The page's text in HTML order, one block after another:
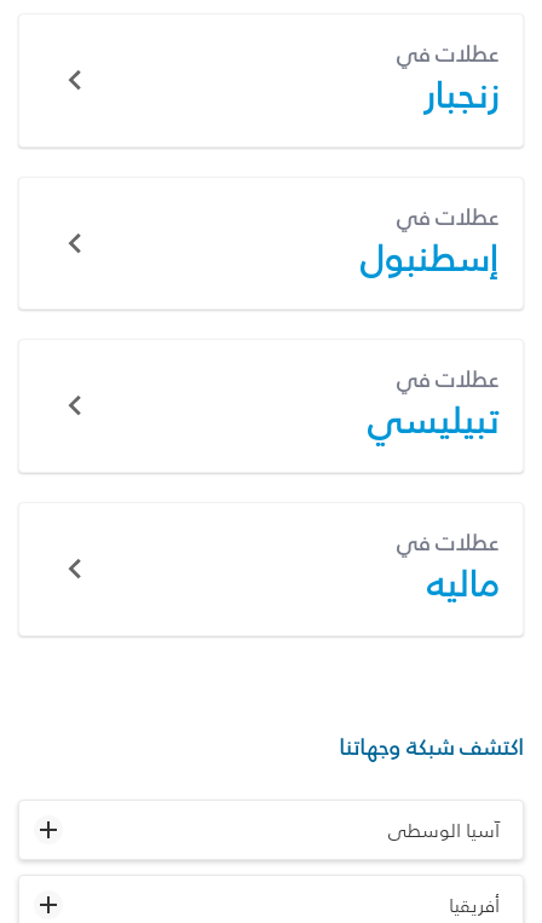
عطلات في
زنجبار
عطلات في
إسطنبول
عطلات في
تبيليسي
عطلات في
ماليه
اكتشف شبكة وجهاتنا
آسيا الوسطى
أفريقيا